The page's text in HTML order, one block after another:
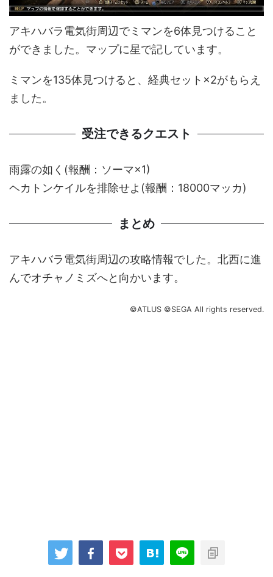
アキハバラ電気街周辺でミマンを6体見つけること
ができました。マップに星で記しています。
ミマンを135体見つけると、経典セット×2がもらえ
ました。
受注できるクエスト
雨露の如く(報酬：ソーマ×1)
ヘカトンケイルを排除せよ(報酬：18000マッカ)
まとめ
アキハバラ電気街周辺の攻略情報でした。北西に進
んでオチャノミズへと向かいます。
©ATLUS ©SEGA All rights reserved.